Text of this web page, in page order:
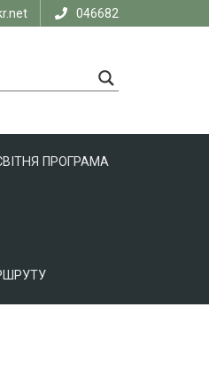
046682
ПРОГРАМА